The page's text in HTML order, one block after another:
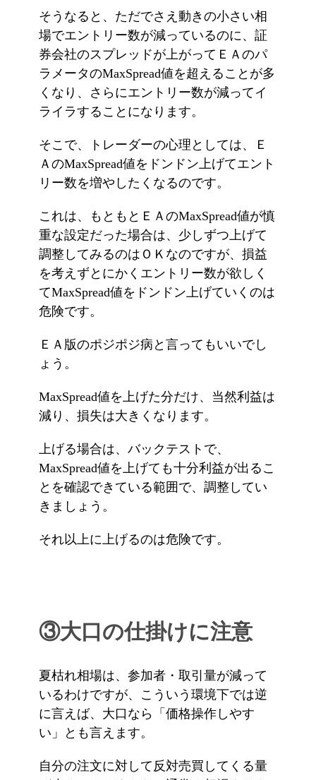
そうなると、ただでさえ動きの小さい相
場でエントリー数が減っているのに、証
券会社のスプレッドが上がってＥＡのパ
ラメータのMaxSpread値を超えることが多
くなり、さらにエントリー数が減ってイ
ライラすることになります。
そこで、トレーダーの心理としては、Ｅ
ＡのMaxSpread値をドンドン上げてエント
リー数を増やしたくなるのです。
これは、もともとＥＡのMaxSpread値が慎
重な設定だった場合は、少しずつ上げて
調整してみるのはＯＫなのですが、損益
を考えずとにかくエントリー数が欲しく
てMaxSpread値をドンドン上げていくのは
危険です。
ＥＡ版のポジポジ病と言ってもいいでし
ょう。
MaxSpread値を上げた分だけ、当然利益は
減り、損失は大きくなります。
上げる場合は、バックテストで、
MaxSpread値を上げても十分利益が出るこ
とを確認できている範囲で、調整してい
きましょう。
それ以上に上げるのは危険です。
③大口の仕掛けに注意
夏枯れ相場は、参加者・取引量が減って
いるわけですが、こういう環境下では逆
に言えば、大口なら「価格操作しやす
い」とも言えます。
自分の注文に対して反対売買してくる量